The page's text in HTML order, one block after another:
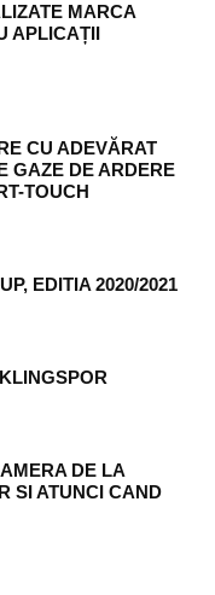
MARCA
APLICAȚII
CU ADEVĂRAT
GAZE DE ARDERE
TOUCH
EDITIA 2020/2021
DE LA
SI ATUNCI CAND